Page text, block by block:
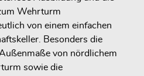
Wehrturm
von einem einfachen
Besonders die
von nördlichem
sowie die